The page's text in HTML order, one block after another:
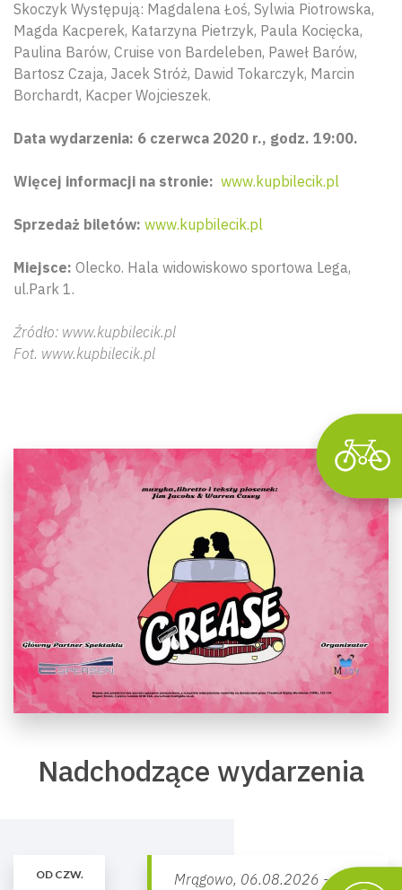
Skoczyk Występują: Magdalena Łoś, Sylwia Piotrowska,
Magda Kacperek, Katarzyna Pietrzyk, Paula Kocięcka,
Paulina Barów, Cruise von Bardeleben, Paweł Barów,
Bartosz Czaja, Jacek Stróż, Dawid Tokarczyk, Marcin
Borchardt, Kacper Wojcieszek.
Data wydarzenia: 6 czerwca 2020 r., godz. 19:00.
Więcej informacji na stronie: www.kupbilecik.pl
Sprzedaż biletów: www.kupbilecik.pl
Miejsce: Olecko. Hala widowiskowo sportowa Lega,
ul.Park 1.
Źródło: www.kupbilecik.pl
Fot. www.kupbilecik.pl
Nadchodzące wydarzenia
OD CZW. Mrągowo, 06.08.2026 -